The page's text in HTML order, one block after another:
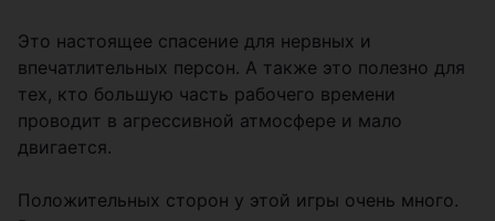
Это настоящее спасение для нервных и
впечатлительных персон. А также это полезно для
тех, кто большую часть рабочего времени
проводит в агрессивной атмосфере и мало
двигается.
Положительных сторон у этой игры очень много.